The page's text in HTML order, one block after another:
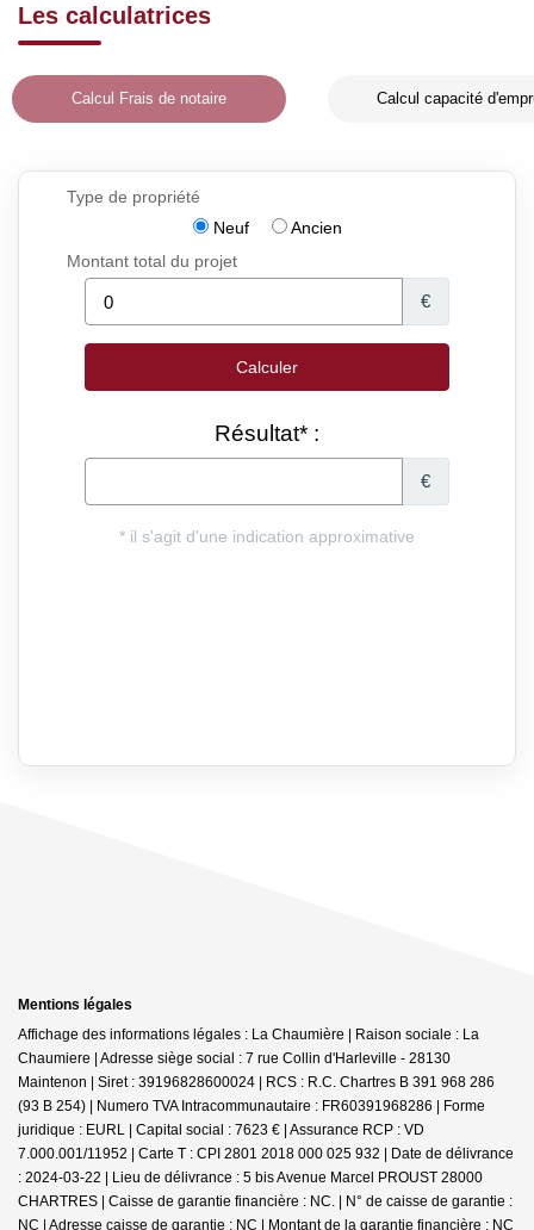
Les calculatrices
Calcul Frais de notaire Calcul capacité
Mentions légales
Affichage des informations légales : La Chaumière | Raison sociale : La
Chaumiere | Adresse siège social : 7 rue Collin d'Harleville - 28130
Maintenon | Siret : 39196828600024 | RCS : R.C. Chartres B 391 968 286
(93 B 254) | Numero TVA Intracommunautaire : FR60391968286 | Forme
juridique : EURL | Capital social : 7623 € | Assurance RCP : VD
7.000.001/11952 | Carte T : CPI 2801 2018 000 025 932 | Date de délivrance
: 2024-03-22 | Lieu de délivrance : 5 bis Avenue Marcel PROUST 28000
CHARTRES | Caisse de garantie financière : NC. | N° de caisse de garantie :
NC | Adresse caisse de garantie : NC | Montant de la garantie financière : NC